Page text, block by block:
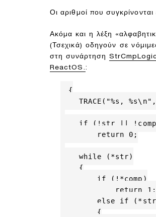
Οι αριθμοί που συγκρίνονται
Ακόμα και η λέξη
(Τσεχικά) οδηγούν σε
στη συνάρτηση
ReactOS.:
{
TRACE("%s, %s\n",
if (!str ||
return 0;
while (*str)
{
if (!*comp)
return 1;
else if (*str >=
{